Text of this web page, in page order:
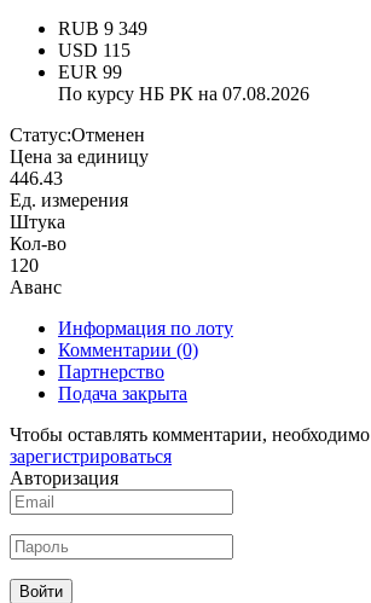
RUB 9 349
USD 115
EUR 99
По курсу НБ РК на 07.08.2026
Статус:Отменен
Цена за единицу
446.43
Ед. измерения
Штука
Кол-во
120
Аванс
Информация по лоту
Комментарии (0)
Партнерство
Подача закрыта
Чтобы оставлять комментарии, необходимо
зарегистрироваться
Авторизация
Войти